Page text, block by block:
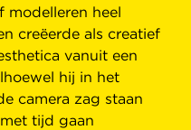
modelleren heel
creëerde als creatief
vanuit een
hij in het
camera zag staan
tijd gaan